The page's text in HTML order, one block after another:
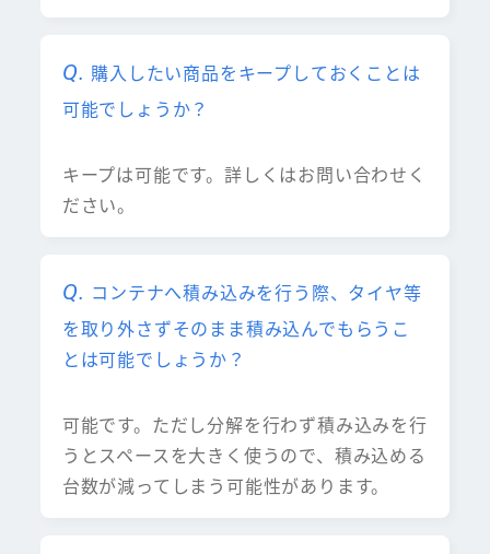
購入したい商品をキープしておくことは
可能でしょうか？
キープは可能です。詳しくはお問い合わせく
ださい。
コンテナへ積み込みを行う際、タイヤ等
を取り外さずそのまま積み込んでもらうこ
とは可能でしょうか？
可能です。ただし分解を行わず積み込みを行
うとスペースを大きく使うので、積み込める
台数が減ってしまう可能性があります。